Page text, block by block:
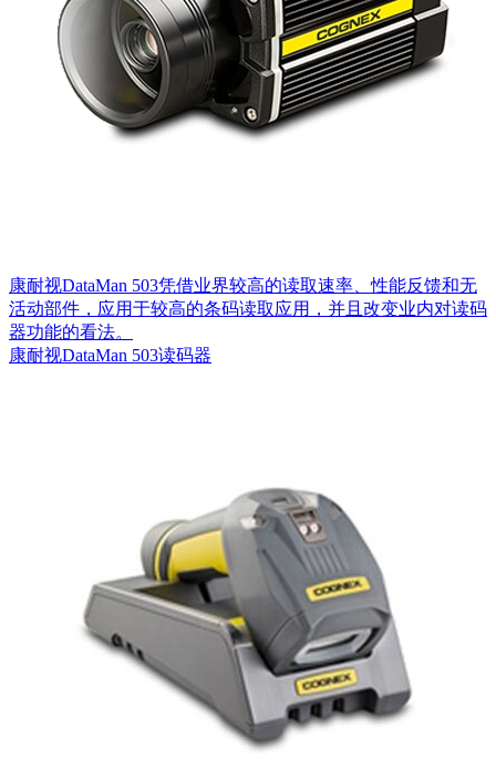
康耐视DataMan 503凭借业界较高的读取速率、性能反馈和无
活动部件，应用于较高的条码读取应用，并且改变业内对读码
器功能的看法。
康耐视DataMan 503读码器